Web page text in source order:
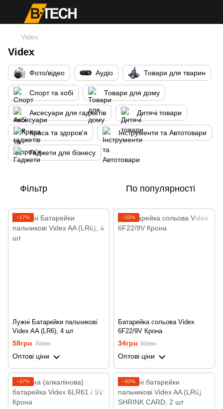
Videx
Videx
Фото/відео Аудіо Товари для тварин
Спорт та хобі Товари для дому
Аксесуари для гаджетів Дитячі товари
Краса та здоров'я Інструменти та Автотовари
Гаджети для бізнесу
Фільтр По популярності
−17%
Лужні Батарейки пальчикові
Videx AA (LR6), 4 шт
58грн 70грн
Оптові ціни
−32%
Батарейка сольова Videx
6F22/9V Крона
34грн 50грн
Оптові ціни
−37% −32%